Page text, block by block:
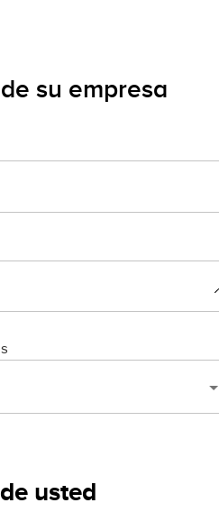
su empresa
usted